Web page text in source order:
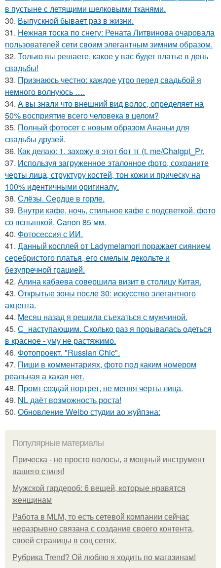
в пустыне с летящими шелковыми тканями.
30. Выпускной бывает раз в жизни.
31. Нежная тоска по снегу: Рената Литвинова очаровала
пользователей сети своим элегантным зимним образом.
32. Только вы решаете, какое у вас будет платье в день
свадьбы!
33. Признаюсь честно: каждое утро перед свадьбой я
немного волнуюсь ….
34. А вы знали что внешний вид волос, определяет на
50% восприятие всего человека в целом?
35. Полный фотосет с новым образом Ананьи для
свадьбы друзей.
36. Как делаю: 1. захожу в этот бот тг (t. me/Chatgpt_Pr.
37. Используя загруженное эталонное фото, сохраните
черты лица, структуру костей, тон кожи и прическу на
100% идентичными оригиналу.
38. Слёзы. Сердце в горле.
39. Внутри кафе, ночь, стильное кафе с подсветкой, фото
со вспышкой, Canon 85 мм.
40. Фотосессия с ИИ.
41. Данный косплей от Ladymelamori поражает сиянием
серебристого платья, его смелым декольте и
безупречной грацией.
42. Алина кабаева совершила визит в столицу Китая.
43. Открытые зоны после 30: искусство элегантного
акцента.
44. Месяц назад я решила съехаться с мужчиной.
45. С_наступающим. Сколько раз я порывалась одеться
в красное - уму не растяжимо.
46. Фотопроект. "Russian Chic".
47. Пиши в комментариях, фото под каким номером
реальная а какая нет.
48. Промт создай портрет, не меняя черты лица.
49. NL даёт возможность роста!
50. Обновление Weibo студии ао жуйпэна:
Популярные материалы
Прическа - не просто волосы, а мощный инструмент
вашего стиля!
Мужской гардероб: 6 вещей, которые нравятся
женщинам
Работа в MLM, то есть сетевой компании сейчас
неразрывно связана с создание своего контента,
своей страницы в соц сетях.
Рубрика Trend? Ой люблю я ходить по магазинам!